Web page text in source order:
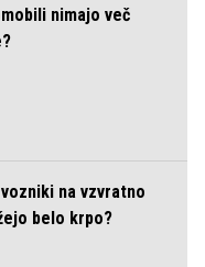
nimajo več
na vzvratno
belo krpo?